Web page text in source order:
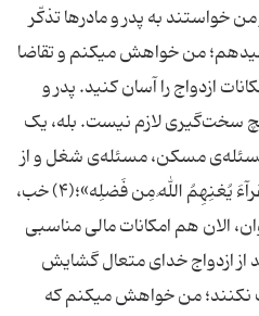
خواستند به پدر و مادرها تذکّر
میدهم؛ من خواهش میکنم و تقاضا
ازدواج را آسان کنید. پدر و
سخت‌گیری لازم نیست. بله، یک
مسکن، مسئله‌ی شغل و از
این مسائل- لکن «اِن یَکونوا فُقَرآءَ یُغنِهِمُ اللهُ مِن فَضلِه»؛(۴) خب،
الان هم امکانات مالی مناسبی
از ازدواج خدای متعال گشایش
نکنند؛ من خواهش میکنم که